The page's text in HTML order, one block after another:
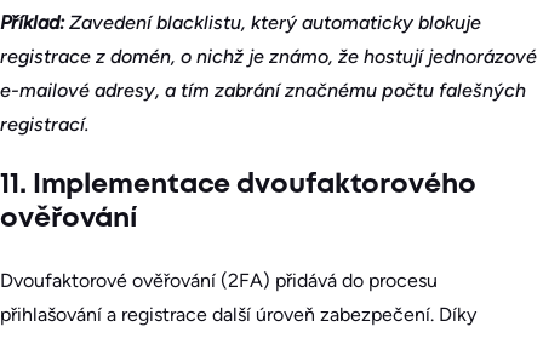
Příklad: Zavedení blacklistu, který automaticky blokuje
registrace z domén, o nichž je známo, že hostují jednorázové
e-mailové adresy, a tím zabrání značnému počtu falešných
registrací.
11. Implementace dvoufaktorového
ověřování
Dvoufaktorové ověřování (2FA) přidává do procesu
přihlašování a registrace další úroveň zabezpečení. Díky